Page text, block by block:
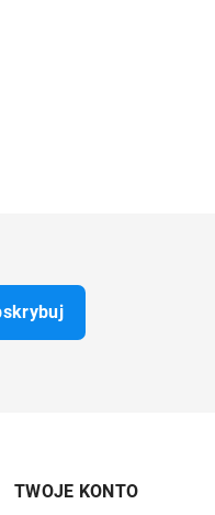
TWOJE KONTO